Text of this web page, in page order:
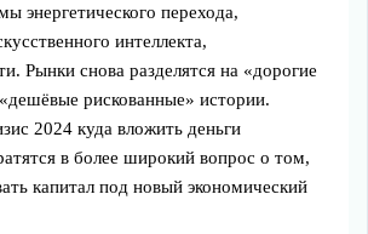
энергетического перехода,
интеллекта,
Рынки снова разделятся на «дорогие
рискованные» истории.
2024 куда вложить деньги
в более широкий вопрос о том,
капитал под новый экономический